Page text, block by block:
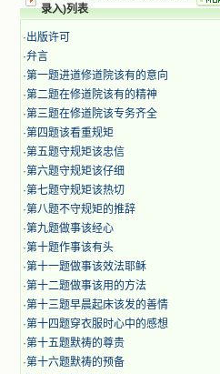
录入)列表
·出版许可
·弁言
·第一题进道修道院该有的意向
·第二题在修道院该有的精神
·第三题在修道院该专务齐全
·第四题该看重规矩
·第五题守规矩该忠信
·第六题守规矩该仔细
·第七题守规矩该热切
·第八题不守规矩的推辞
·第九题做事该经心
·第十题作事该有头
·第十一题做事该效法耶稣
·第十二题做事该用的方法
·第十三题早晨起床该发的善情
·第十四题穿衣服时心中的感想
·第十五题默祷的尊贵
·第十六题默祷的预备